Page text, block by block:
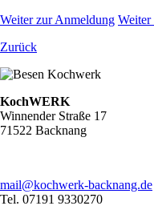
Weiter zur Anmeldung Weiter
Zurück
KochWERK
Winnender Straße 17
71522 Backnang
mail@kochwerk-backnang.de
Tel. 07191 9330270